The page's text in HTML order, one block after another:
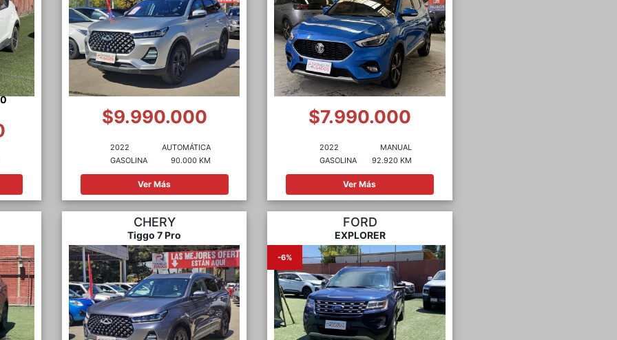
$9.990.000
2022
GASOLINA
AUTOMÁTICA
90.000 KM
Ver Más
$7.990.000
2022
GASOLINA
MANUAL
92.920 KM
Ver Más
CHERY
Tiggo 7 Pro
FORD
EXPLORER
-6%